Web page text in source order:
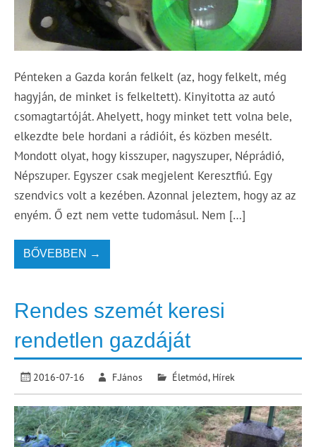
Pénteken a Gazda korán felkelt (az, hogy felkelt, még
hagyján, de minket is felkeltett). Kinyitotta az autó
csomagtartóját. Ahelyett, hogy minket tett volna bele,
elkezdte bele hordani a rádióit, és közben mesélt.
Mondott olyat, hogy kisszuper, nagyszuper, Néprádió,
Népszuper. Egyszer csak megjelent Keresztfiú. Egy
szendvics volt a kezében. Azonnal jeleztem, hogy az az
enyém. Ő ezt nem vette tudomásul. Nem […]
BŐVEBBEN →
Rendes szemét keresi
rendetlen gazdáját
2016-07-16 F.János Életmód, Hírek